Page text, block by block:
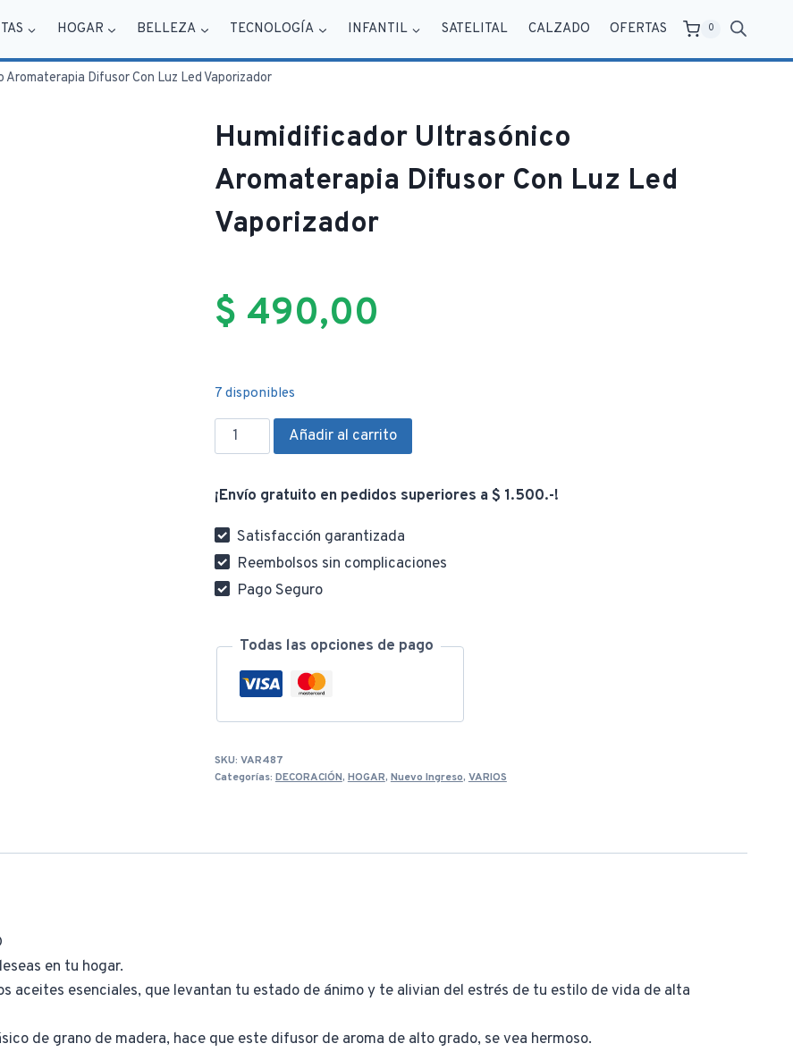
HOGAR BELLEZA TECNOLOGÍA INFANTIL SATELITAL CALZADO OFERTAS 0
Aromaterapia Difusor Con Luz Led Vaporizador
Humidificador Ultrasónico
Aromaterapia Difusor Con Luz Led
Vaporizador
$ 490,00
7 disponibles
Humidificador
Ultrasónico
Difusor
Con
Luz
Led
Vaporizador
Añadir al carrito
¡Envío gratuito en pedidos superiores a $ 1.500.-!
Satisfacción garantizada
Reembolsos sin complicaciones
Pago Seguro
Todas las opciones de pago
SKU: VAR487
Categorías: DECORACIÓN, HOGAR, Nuevo Ingreso, VARIOS
en tu hogar.
aceites esenciales, que levantan tu estado de ánimo y te alivian del estrés de tu estilo de vida de alta
de grano de madera, hace que este difusor de aroma de alto grado, se vea hermoso.